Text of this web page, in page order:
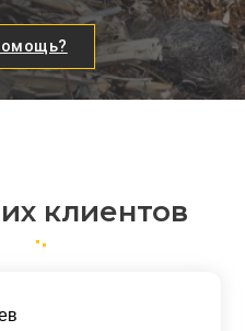
клиентов